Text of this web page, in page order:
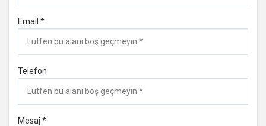
Email *
Telefon
Mesaj *